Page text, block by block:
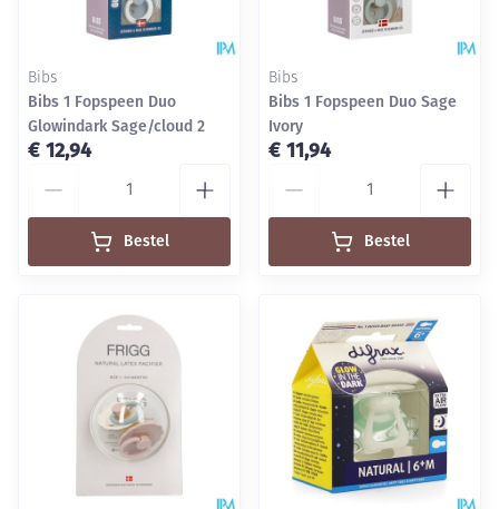
Bibs
Bibs 1 Fopspeen Duo
Glowindark Sage/cloud 2
€ 12,94
Bestel
Bibs
Bibs 1 Fopspeen Duo Sage
Ivory
€ 11,94
Bestel